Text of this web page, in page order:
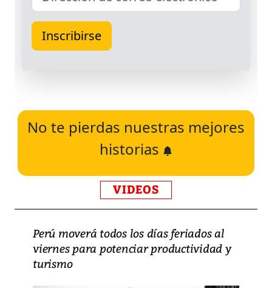
No te pierdas nuestras mejores
historias
VIDEOS
Perú moverá todos los días feriados al
viernes para potenciar productividad y
turismo